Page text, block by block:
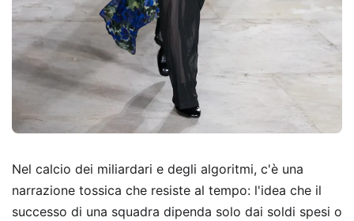
Nel calcio dei miliardari e degli algoritmi, c'è una
narrazione tossica che resiste al tempo: l'idea che il
successo di una squadra dipenda solo dai soldi spesi o